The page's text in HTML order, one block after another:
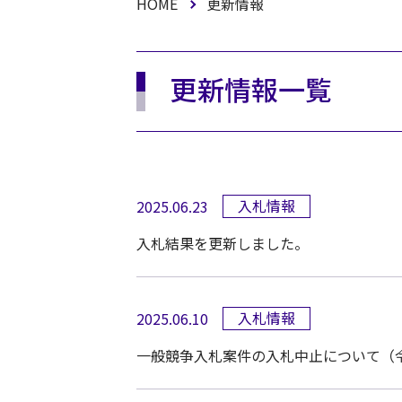
更新情報一覧
2025.06.23
入札情報
入札結果を更新しました。
2025.06.10
入札情報
一般競争入札案件の入札中止について（